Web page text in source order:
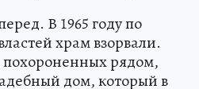
В 1965 году по
храм взорвали.
рядом,
дом, который в